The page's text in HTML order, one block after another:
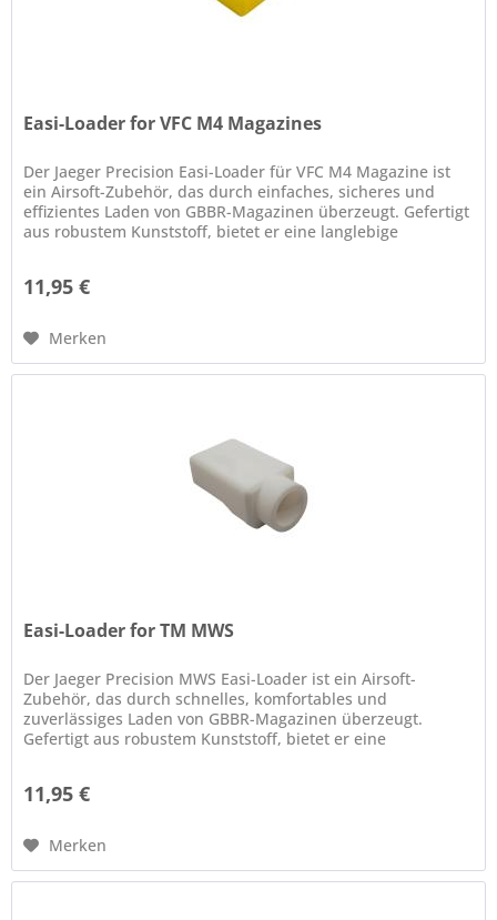
Easi-Loader for VFC M4 Magazines
Der Jaeger Precision Easi-Loader für VFC M4 Magazine ist
ein Airsoft-Zubehör, das durch einfaches, sicheres und
effizientes Laden von GBBR-Magazinen überzeugt. Gefertigt
aus robustem Kunststoff, bietet er eine langlebige
11,95 €
Merken
Easi-Loader for TM MWS
Der Jaeger Precision MWS Easi-Loader ist ein Airsoft-
Zubehör, das durch schnelles, komfortables und
zuverlässiges Laden von GBBR-Magazinen überzeugt.
Gefertigt aus robustem Kunststoff, bietet er eine
11,95 €
Merken